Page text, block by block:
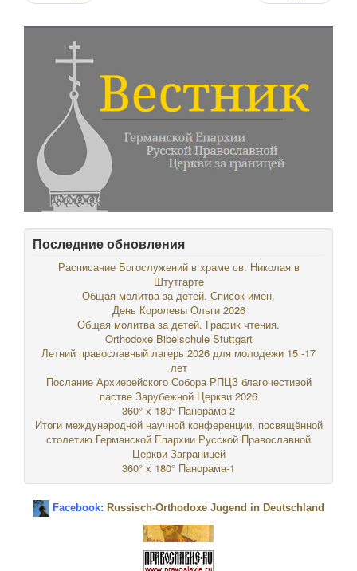
Последние обновления
Расписание Богослужений в храме св. Николая в
Штутгарте
Общая молитва за детей. Список имен.
День Королевы Ольги 2026
Общая молитва за детей. График чтения.
Orthodoxe Bibelschule Stuttgart
Летний православный лагерь 2026 для молодежи 15 -17
лет
Послание Архиерейского Собора РПЦЗ благочестивой
пастве Зарубежной Церкви 2026
360° x 180° Панорама-2
Итоги международной научной конференции, посвящённой
столетию Германской Епархии Русской Православной
Церкви Заграницей
360° x 180° Панорама-1
Facebook: Russisch-Orthodoxe Jugend in Deutschland